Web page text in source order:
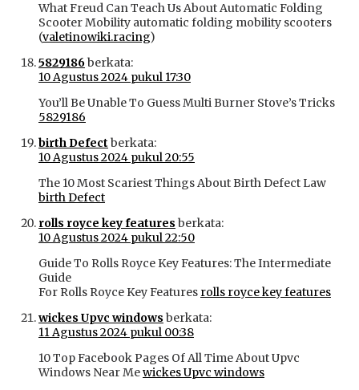
What Freud Can Teach Us About Automatic Folding
Scooter Mobility automatic folding mobility scooters
(valetinowiki.racing)
5829186berkata:
10 Agustus 2024 pukul 17:30
You’ll Be Unable To Guess Multi Burner Stove’s Tricks
5829186
birth Defect berkata:
10 Agustus 2024 pukul 20:55
The 10 Most Scariest Things About Birth Defect Law
birth Defect
rolls royce key features berkata:
10 Agustus 2024 pukul 22:50
Guide To Rolls Royce Key Features: The Intermediate
Guide
For Rolls Royce Key Features rolls royce key features
wickes Upvc windows berkata:
11 Agustus 2024 pukul 00:38
10 Top Facebook Pages Of All Time About Upvc
Windows Near Mewickes Upvc windows